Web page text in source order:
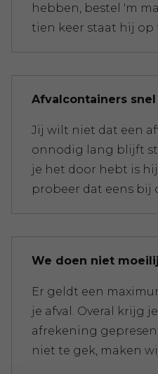
hebben, bestel 'm
tien keer staat hij op
Afvalcontainers
Jij wilt niet dat een
onnodig lang blijft
je het door hebt is
probeer dat eens bij
We doen niet
Er geldt een
je afval. Overal krijg
afrekening
niet te gek, maken